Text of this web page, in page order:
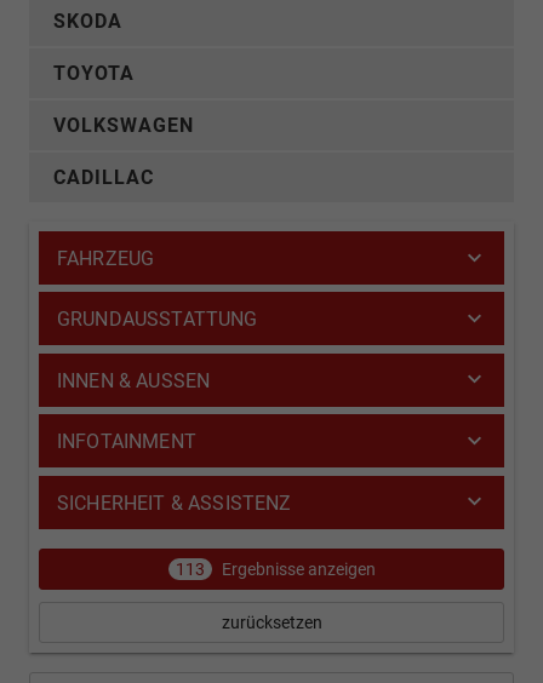
SKODA
TOYOTA
VOLKSWAGEN
CADILLAC
FAHRZEUG
GRUNDAUSSTATTUNG
INNEN & AUSSEN
INFOTAINMENT
SICHERHEIT & ASSISTENZ
113 Ergebnisse anzeigen
zurücksetzen